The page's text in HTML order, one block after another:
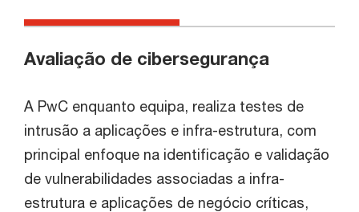
Avaliação de cibersegurança
A PwC enquanto equipa, realiza testes de
intrusão a aplicações e infra-estrutura, com
principal enfoque na identificação e validação
de vulnerabilidades associadas a infra-
estrutura e aplicações de negócio críticas,